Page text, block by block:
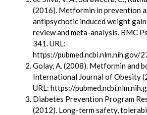
(2016). Metformin in prevention
antipsychotic induced weight
review and meta-analysis. BMC
341. URL:
https://pubmed.ncbi.nlm.nih.gov/
Golay, A. (2008). Metformin and
International Journal of Obesity
URL: https://
Diabetes Prevention Program
(2012). Long-term safety,